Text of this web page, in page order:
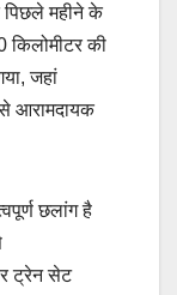
पिछले महीने के
किलोमीटर की
जहां
आरामदायक
छलांग है
ट्रेन सेट